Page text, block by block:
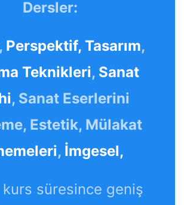
Dersler:
Perspektif, Tasarım,
Teknikleri, Sanat
, Sanat Eserlerini
Estetik, Mülakat
, İmgesel,
kurs süresince geniş